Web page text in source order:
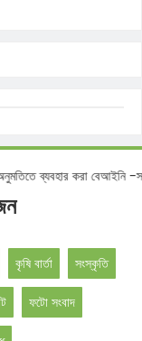
ব্যবহার করা বেআইনি -
কৃষি বার্তা সংস্কৃতি
ফটো সংবাদ